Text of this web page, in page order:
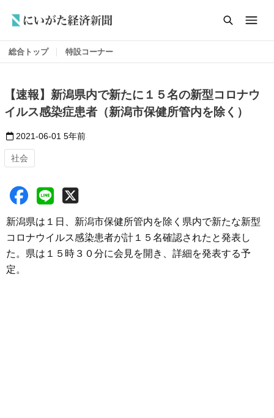
総合トップ 特設コーナー
【速報】新潟県内で新たに１５名の新型コロナウ
イルス感染症患者（新潟市保健所管内を除く）
2021-06-01 5年前
社会
新潟県は１日、新潟市保健所管内を除く県内で新たな新型
コロナウイルス感染患者が計１５名確認されたと発表し
た。県は１５時３０分に会見を開き、詳細を発表する予
定。